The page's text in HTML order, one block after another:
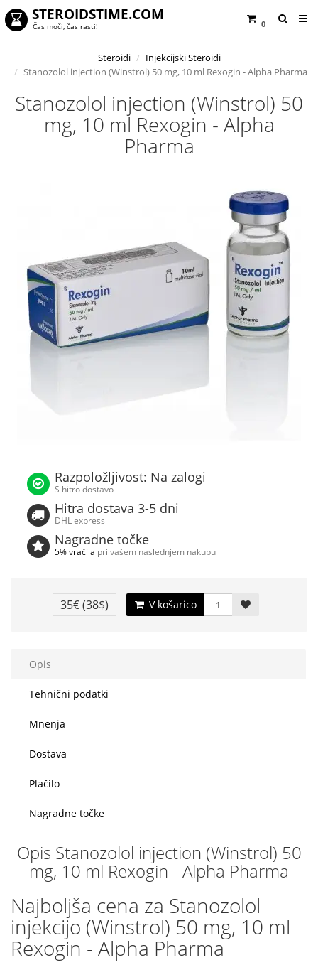
0
STEROIDSTIME.COM
Čas moči, čas rasti!
Steroidi
Injekcijski Steroidi
Stanozolol injection (Winstrol) 50 mg, 10 ml Rexogin - Alpha Pharma
Stanozolol injection (Winstrol) 50
mg, 10 ml Rexogin - Alpha
Pharma
Razpoložljivost: Na zalogi
S hitro dostavo
Hitra dostava 3-5 dni
DHL express
Nagradne točke
5% vračila pri vašem naslednjem nakupu
35€(38$) V košarico
Opis
Tehnični podatki
Mnenja
Dostava
Plačilo
Nagradne točke
Opis Stanozolol injection (Winstrol) 50
mg, 10 ml Rexogin - Alpha Pharma
Najboljša cena za Stanozolol
injekcijo (Winstrol) 50 mg, 10 ml
Rexogin - Alpha Pharma